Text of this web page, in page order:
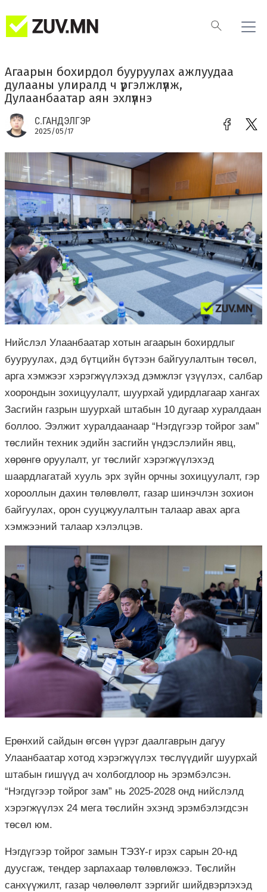
Агаарын бохирдол бууруулах ажлуудаа
дулааны улиралд ч үргэлжлүүлж,
Дулаанбаатар аян эхлүүлнэ
С.ГАНДЭЛГЭР
2025/05/17
Нийслэл Улаанбаатар хотын агаарын бохирдлыг
бууруулах, дэд бүтцийн бүтээн байгуулалтын төсөл,
арга хэмжээг хэрэгжүүлэхэд дэмжлэг үзүүлэх, салбар
хоорондын зохицуулалт, шуурхай удирдлагаар хангах
Засгийн газрын шуурхай штабын 10 дугаар хуралдаан
боллоо. Ээлжит хуралдаанаар “Нэгдүгээр тойрог зам”
төслийн техник эдийн засгийн үндэслэлийн явц,
хөрөнгө оруулалт, уг төслийг хэрэгжүүлэхэд
шаардлагатай хууль эрх зүйн орчны зохицуулалт, гэр
хорооллын дахин төлөвлөлт, газар шинэчлэн зохион
байгуулах, орон сууцжуулалтын талаар авах арга
хэмжээний талаар хэлэлцэв.
Ерөнхий сайдын өгсөн үүрэг даалгаврын дагуу
Улаанбаатар хотод хэрэгжүүлэх төслүүдийг шуурхай
штабын гишүүд ач холбогдлоор нь эрэмбэлсэн.
“Нэгдүгээр тойрог зам” нь 2025-2028 онд нийслэлд
хэрэгжүүлэх 24 мега төслийн эхэнд эрэмбэлэгдсэн
төсөл юм.
Нэгдүгээр тойрог замын ТЭЗҮ-г ирэх сарын 20-нд
дуусгаж, тендер зарлахаар төлөвлөжээ. Төслийн
санхүүжилт, газар чөлөөлөлт зэргийг шийдвэрлэхэд